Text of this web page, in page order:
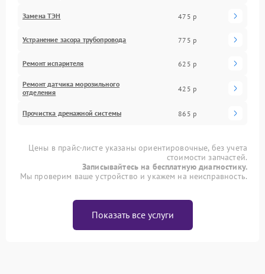
Замена ТЭН 475 р
Устранение засора трубопровода 775 р
Ремонт испарителя 625 р
Ремонт датчика морозильного
отделения
425 р
Прочистка дренажной системы 865 р
Цены в прайс-листе указаны ориентировочные, без учета
стоимости запчастей.
Записывайтесь на бесплатную диагностику.
Мы проверим ваше устройство и укажем на неисправность.
Показать все услуги